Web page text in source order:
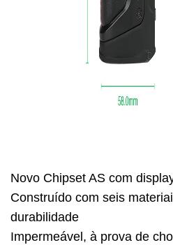
Novo Chipset AS com
Construído com seis
durabilidade
Impermeável, à prova de